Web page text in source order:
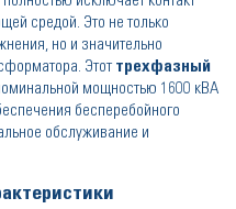
средой. Это не только
но и значительно
Этот трехфазный
мощностью 1600 кВА
бесперебойного
обслуживание и